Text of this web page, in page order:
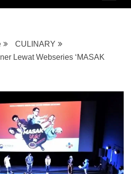
CULINARY
Lewat Webseries ‘MASAK